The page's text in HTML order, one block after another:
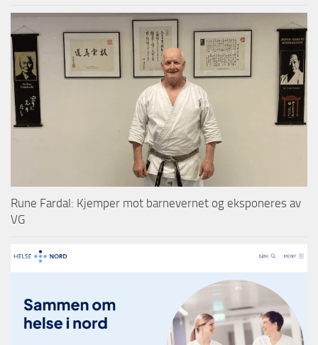
Rune Fardal: Kjemper mot barnevernet og eksponeres av
VG